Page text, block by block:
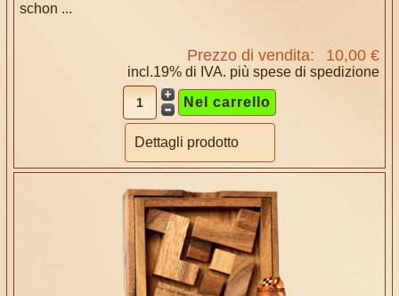
schon ...
Prezzo di vendita: 10,00 €
incl.19% di IVA. più spese di spedizione
Dettagli prodotto